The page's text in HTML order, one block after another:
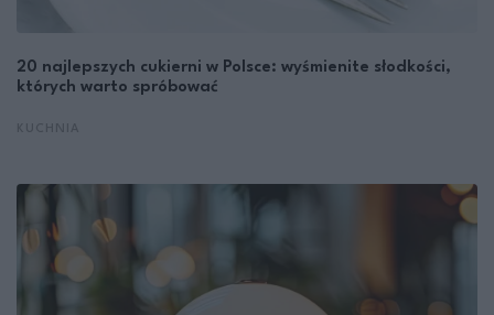
20 najlepszych cukierni w Polsce: wyśmienite słodkości,
których warto spróbować